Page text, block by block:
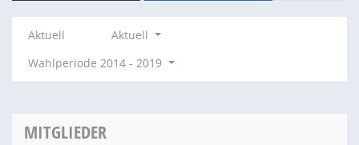
Aktuell
Aktuell
Wahlperiode 2014 - 2019
MITGLIEDER